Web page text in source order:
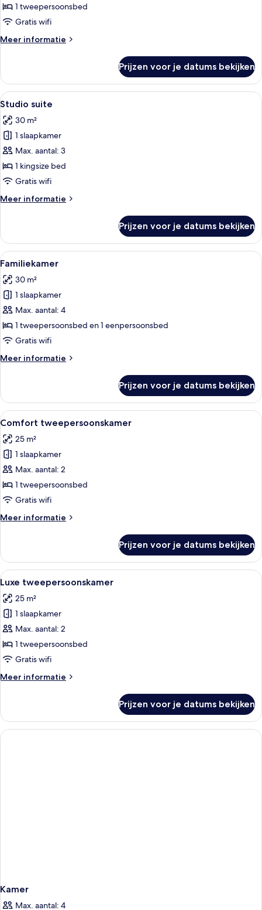
laden1 tweepersoonsbed
Gratis wifi
Meer informatie
Meer
tweepersoonskamer
Prijzen voor je datums bekijken
Alle
foto's
voor
Studio
suite
laden
Een moderne hotelkamer met een
5
Studio suite
30 m²
1 slaapkamer
Max. aantal: 3
1 kingsize bed
Gratis wifi
Meer informatie
Meer
suite
Prijzen voor je datums bekijken
Alle
foto's
voor
Familiekamer
laden
Een hotelkamer met een bed, een
4
Familiekamer
30 m²
1 slaapkamer
Max. aantal: 4
1 tweepersoonsbed en 1 eenpersoonsbed
Gratis wifi
Meer informatie
Meer
Prijzen voor je datums bekijken
Alle
foto's
voor
Comfort
tweepersoonskamer
laden
Een hotelkamer met een bed,
5
Comfort tweepersoonskamer
25 m²
1 slaapkamer
Max. aantal: 2
1 tweepersoonsbed
Gratis wifi
Meer informatie
Meer
tweepersoonskamer
Prijzen voor je datums bekijken
Alle
foto's
voor
Luxe
tweepersoonskamer
laden
Een hotelkamer met een bed,
4
Luxe tweepersoonskamer
25 m²
1 slaapkamer
Max. aantal: 2
1 tweepersoonsbed
Gratis wifi
Meer informatie
Meer
tweepersoonskamer
Prijzen voor je datums bekijken
Kamer
Max. aantal: 4